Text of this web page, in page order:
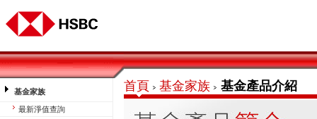
基金家族
最新淨值查詢
首頁 基金家族 基金產品介紹